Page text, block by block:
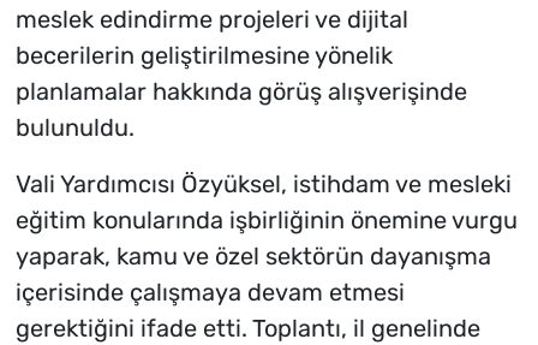
meslek edindirme projeleri ve dijital
becerilerin geliştirilmesine yönelik
planlamalar hakkında görüş alışverişinde
bulunuldu.
Vali Yardımcısı Özyüksel, istihdam ve mesleki
eğitim konularında işbirliğinin önemine vurgu
yaparak, kamu ve özel sektörün dayanışma
içerisinde çalışmaya devam etmesi
gerektiğini ifade etti. Toplantı, il genelinde